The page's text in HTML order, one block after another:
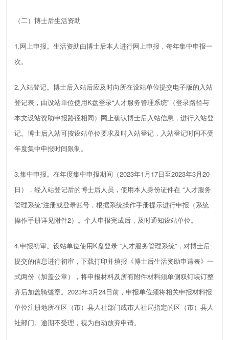
（二）博士后生活资助
1.网上申报。生活资助由博士后本人进行网上申报，每年集中申报一
次。
2.入站登记。博士后入站后应及时向所在设站单位提交电子版的入站
登记表，由设站单位使用K盘登录“人才服务管理系统” （登录路径与
本文设站资助申报路径相同）网上确认博士后入站信息，进行入站登
记。博士后入站可按设站单位要求及时入站登记，入站登记时间不受
年度集中申报时间限制。
3.集中申报。在年度集中申报期间（2023年1 月 17日至2023年3月20
日 ） ， 经入站登记后的博士后人员，使用本人身份证件在 “人才服务
管理系统”注册或登录账号，根据系统操作手册提示进行申报（系统
操作手册详见附件2）。个人申报完成后，及时通知设站单位。
4.申报初审。设站单位使用K盘登录 “人才服务管理系统” ，对博士后
提交的信息进行初审， 下载打印并填报《博士后生活资助申请表》一
式两份（加盖公章），将申报材料及所有附件材料须单侧双钉装订整
齐后加盖骑缝章。 2023年3月24日前，申报单位须将相关申报材料报
单位注册地所在区（市）县人社部门或市人社局指定的区（市）县人
社部门。逾期不受理，视为自动放弃申请。